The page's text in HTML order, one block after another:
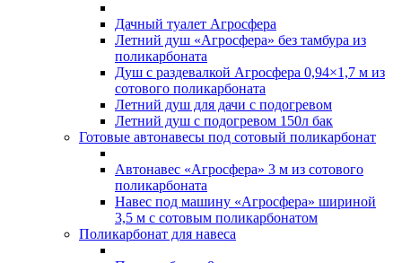
Дачный туалет Агросфера
Летний душ «Агросфера» без тамбура из
поликарбоната
Душ с раздевалкой Агросфера 0,94×1,7 м из
сотового поликарбоната
Летний душ для дачи с подогревом
Летний душ с подогревом 150л бак
Готовые автонавесы под сотовый поликарбонат
Автонавес «Агросфера» 3 м из сотового
поликарбоната
Навес под машину «Агросфера» шириной
3,5 м с сотовым поликарбонатом
Поликарбонат для навеса